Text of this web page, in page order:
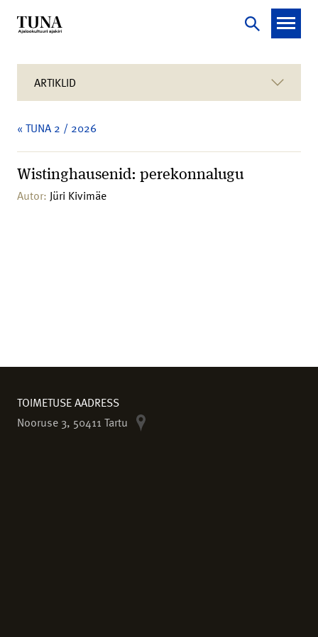
ARTIKLID
« TUNA 2 / 2026
Wistinghausenid: perekonnalugu
Autor: Jüri Kivimäe
TOIMETUSE AADRESS
Nooruse 3, 50411 Tartu